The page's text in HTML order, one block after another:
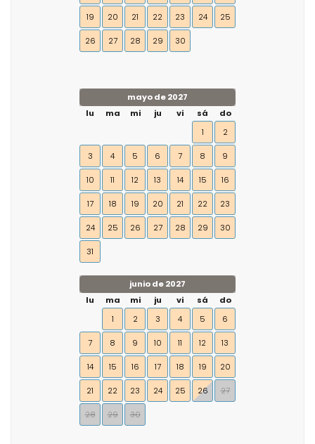
19 20 21 22 23 24 25
26 27 28 29 30
mayo de 2027
lu
ma mi ju vi sá
do
1
2
3 4 5 6 7 8 9
10 11 12 13 14 15 16
17 18 19 20 21 22 23
24 25 26 27 28 29 30
31
junio de 2027
lu
ma mi ju vi sá
do
1
2 3 4 5 6
7 8 9 10 11 12 13
14 15 16 17 18 19 20
21 22 23 24 25 26 27
28 29 30